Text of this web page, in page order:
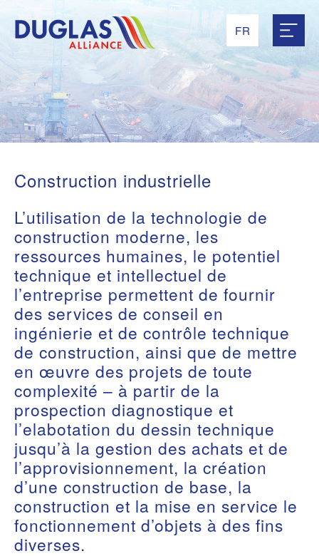
FR
EN
ES
UK
RU
Construction industrielle
L’utilisation de la technologie de
construction moderne, les
ressources humaines, le potentiel
technique et intellectuel de
l’entreprise permettent de fournir
des services de conseil en
ingénierie et de contrôle technique
de construction, ainsi que de mettre
en œuvre des projets de toute
complexité – à partir de la
prospection diagnostique et
l’elabotation du dessin technique
jusqu’à la gestion des achats et de
l’approvisionnement, la création
d’une construction de base, la
construction et la mise en service le
fonctionnement d’objets à des fins
diverses.